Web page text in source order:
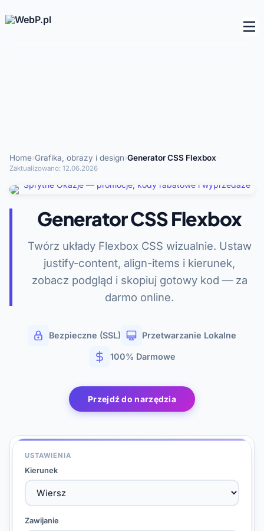
Home›Grafika, obrazy i design›Generator CSS Flexbox·
Zaktualizowano: 12.06.2026
Generator CSS Flexbox
Twórz układy Flexbox CSS wizualnie. Ustaw
justify-content, align-items i kierunek,
zobacz podgląd i skopiuj gotowy kod — za
darmo online.
Bezpieczne (SSL) Przetwarzanie Lokalne
100% Darmowe
Przejdź do narzędzia
USTAWIENIA
Kierunek
Zawijanie